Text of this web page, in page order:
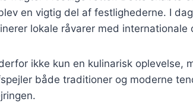
en vigtig del af festlighederne. I
lokale råvarer med internationale
ikke kun en kulinarisk oplevelse,
både traditioner og moderne